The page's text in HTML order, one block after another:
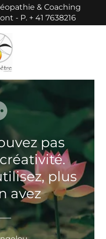
& Coaching
- P. + 41 7638216
pas
plus
avez